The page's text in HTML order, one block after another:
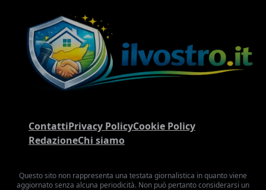
ContattiPrivacy PolicyCookie Policy
RedazioneChi siamo
Questo sito non rappresenta una testata giornalistica in quanto viene
aggiornato senza alcuna periodicità. Non può pertanto considerarsi un